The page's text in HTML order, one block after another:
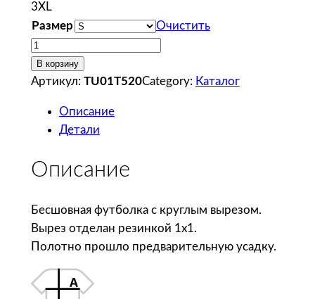
3XL
Размер
Очистить
К
о
л
т
о
т
о
а
В корзину
Артикул: TU01T520Category: Каталог
Описание
Детали
Описание
Бесшовная футболка с круглым вырезом.
Вырез отделан резинкой 1х1.
Полотно прошло предварительную усадку.